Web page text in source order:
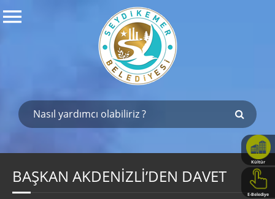
Kültür
Haritası
E-Belediye
BAŞKAN AKDENİZLİ’DEN DAVET